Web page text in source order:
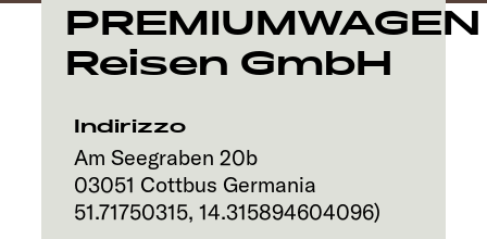
Ricerca concessionari
Scoprire
Servizi
PREMIUMWAGEN
Reisen GmbH
Indirizzo
Am Seegraben 20b
03051 Cottbus Germania
51.71750315, 14.315894604096)